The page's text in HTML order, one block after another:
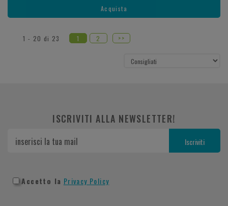
Acquista
1 - 20 di 23 1 2 >>
ISCRIVITI ALLA NEWSLETTER!
Accetto la Privacy Policy